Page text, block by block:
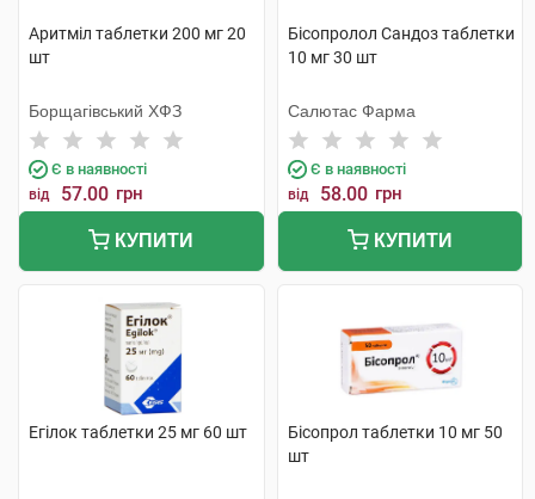
Аритміл таблетки 200 мг 20
шт
Борщагівський ХФЗ
Є в наявності
від 57.00 грн
КУПИТИ
Бісопролол Сандоз таблетки
10 мг 30 шт
Салютас Фарма
Є в наявності
від 58.00 грн
КУПИТИ
Егілок таблетки 25 мг 60 шт
Бісопрол таблетки 10 мг 50
шт